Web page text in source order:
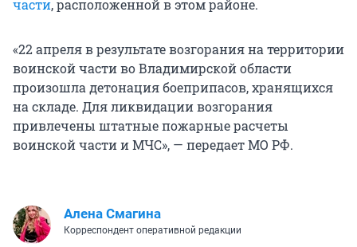
части, расположенной в этом районе.
«22 апреля в результате возгорания на территории
воинской части во Владимирской области
произошла детонация боеприпасов, хранящихся
на складе. Для ликвидации возгорания
привлечены штатные пожарные расчеты
воинской части и МЧС», — передает МО РФ.
Алена Смагина
Корреспондент оперативной редакции